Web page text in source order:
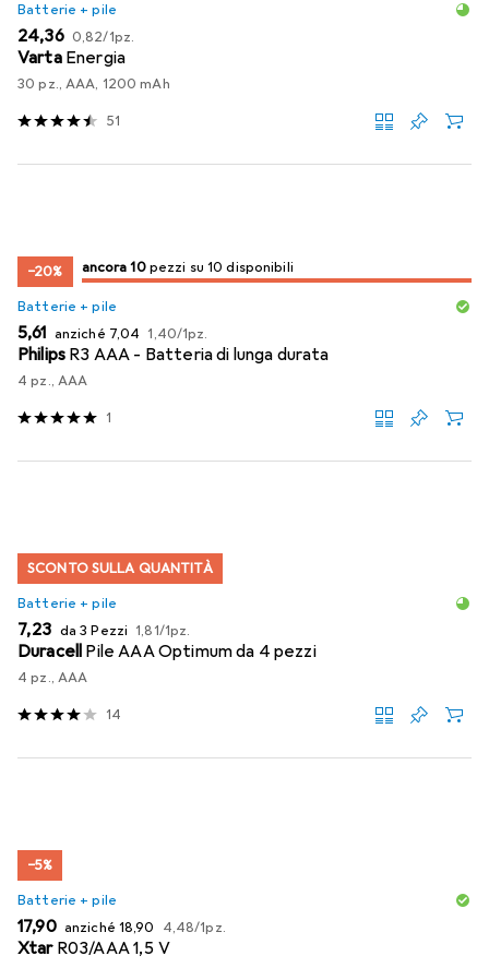
Batterie + pile
EUR
24,36 EUR
0,82/1pz.
Varta Energia
30 pz., AAA, 1200 mAh
51
−20% 10/ 10
10/ 10 in vendita
ancora 10 pezzi su 10 disponibili
Batterie + pile
EUR
5,61 anziché EUR
7,04 EUR
1,40/1pz.
Philips R3 AAA - Batteria di lunga durata
4 pz., AAA
1
SCONTO SULLA QUANTITÀ
Batterie + pile
EUR
7,23 da 3 Pezzi EUR
1,81/1pz.
Duracell Pile AAA Optimum da 4 pezzi
4 pz., AAA
14
−5%
Batterie + pile
EUR
17,90 anziché EUR
18,90 EUR
4,48/1pz.
Xtar R03/AAA 1,5 V